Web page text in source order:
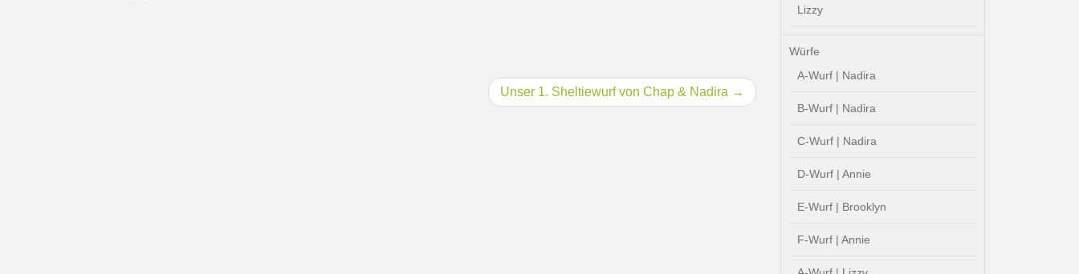
Unser 1. Sheltiewurf von Chap & Nadira
Lizzy
Würfe
A-Wurf | Nadira
B-Wurf | Nadira
C-Wurf | Nadira
D-Wurf | Annie
E-Wurf | Brooklyn
F-Wurf | Annie